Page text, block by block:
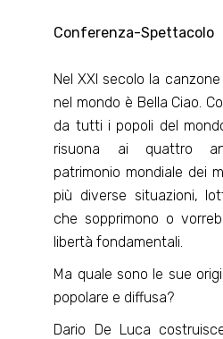
Conferenza-Spettacolo
Nel XXI secolo la
nel mondo è Bella Ciao.
da tutti i popoli del
risuona ai quattro
patrimonio mondiale dei
più diverse situazioni,
che sopprimono o
libertà fondamentali.
Ma quale sono le sue
popolare e diffusa?
Dario De Luca